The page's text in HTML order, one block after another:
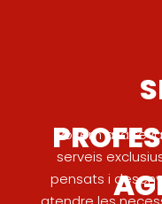
Posem a la
serveis
pensats i